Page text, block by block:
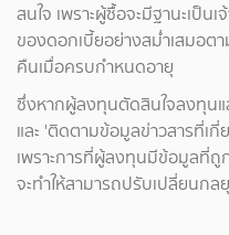
สนใจ เพราะผู้ซื้อจะมีฐานะเป็น
ของดอกเบี้ยอย่างสม่ำเสมอตา
คืนเมื่อครบกำหนดอายุ
ซึ่งหากผู้ลงทุนตัดสินใจลงทุน
และ 'ติดตามข้อมูลข่าวสารที่เ
เพราะการที่ผู้ลงทุนมีข้อมูลที่
จะทำให้สามารถปรับเปลี่ยนก